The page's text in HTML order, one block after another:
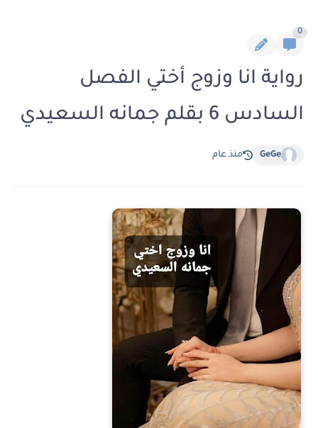
0
رواية انا وزوج أختي الفصل
السادس 6 بقلم جمانه السعيدي
GeGe منذ عام